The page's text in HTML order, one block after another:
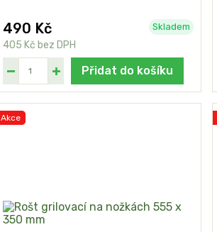
490 Kč
405 Kč bez DPH
Skladem
Přidat do košíku
Akce